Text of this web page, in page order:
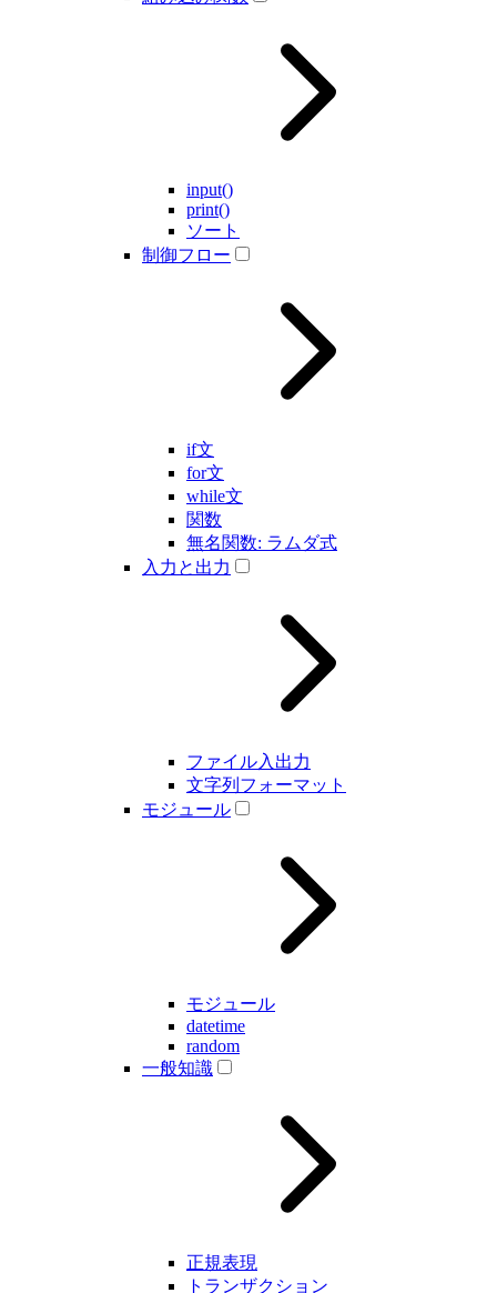
input()
print()
ソート
制御フロー
if文
for文
while文
関数
無名関数: ラムダ式
入力と出力
ファイル入出力
文字列フォーマット
モジュール
モジュール
datetime
random
一般知識
正規表現
トランザクション